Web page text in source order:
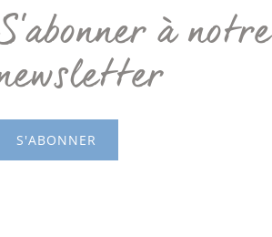
à notre
S'ABONNER